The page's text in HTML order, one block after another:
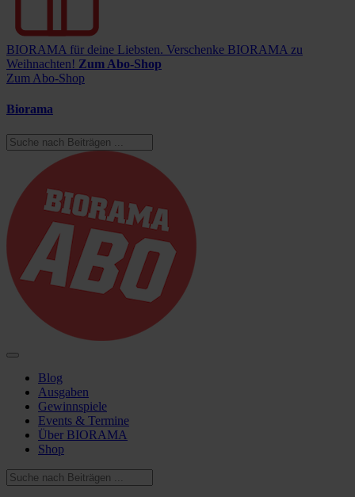
BIORAMA für deine Liebsten. Verschenke BIORAMA zu
Weihnachten! Zum Abo-Shop
Zum Abo-Shop
Biorama
Blog
Ausgaben
Gewinnspiele
Events & Termine
Über BIORAMA
Shop